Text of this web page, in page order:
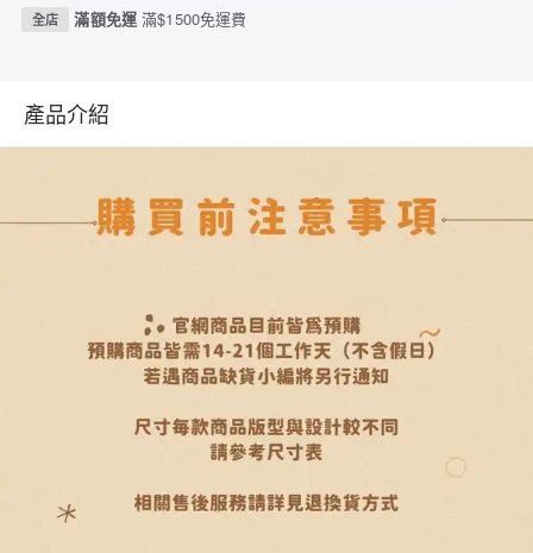
全店 滿額免運滿$1500免運費
產品介紹